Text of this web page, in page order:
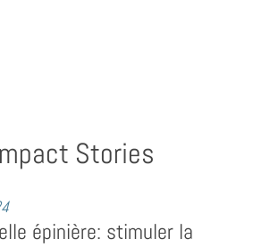
Stories
épinière: stimuler la